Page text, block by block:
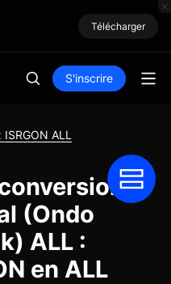
Télécharger
S'inscrire
ISRGON ALL
(Ondo
ALL :
en ALL